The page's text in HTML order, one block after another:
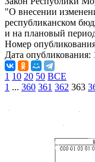
"О внесении
республиканском
и на плановый
Номер
Дата опубликования:
1 10 20 50 ВСЕ
1 ... 360 361 362 363